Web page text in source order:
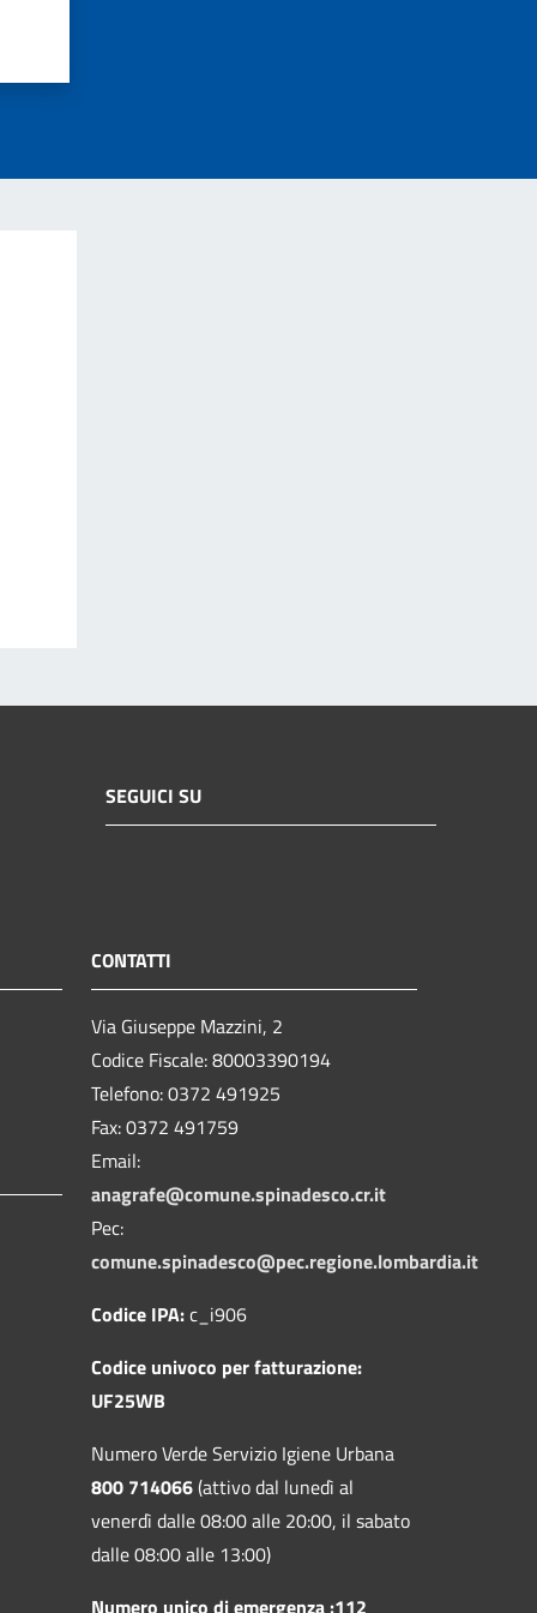
SEGUICI SU
CONTATTI
Via Giuseppe Mazzini, 2
Codice Fiscale: 80003390194
Telefono:0372 491925
Fax:0372 491759
Email:
anagrafe@comune.spinadesco.cr.it
Pec:
comune.spinadesco@pec.regione.lombardia.it
Codice IPA:c_i906
Codice univoco per fatturazione:
UF25WB
Numero Verde Servizio Igiene Urbana
800 714066(attivo dal lunedì al
venerdì dalle 08:00 alle 20:00, il sabato
dalle 08:00 alle 13:00)
Numero unico di emergenza :112